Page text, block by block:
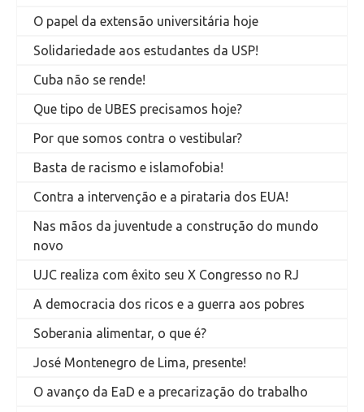
O papel da extensão universitária hoje
Solidariedade aos estudantes da USP!
Cuba não se rende!
Que tipo de UBES precisamos hoje?
Por que somos contra o vestibular?
Basta de racismo e islamofobia!
Contra a intervenção e a pirataria dos EUA!
Nas mãos da juventude a construção do mundo
novo
UJC realiza com êxito seu X Congresso no RJ
A democracia dos ricos e a guerra aos pobres
Soberania alimentar, o que é?
José Montenegro de Lima, presente!
O avanço da EaD e a precarização do trabalho